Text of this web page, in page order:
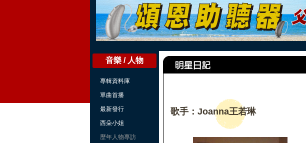
音樂 / 人物
專輯資料庫
單曲首播
最新發行
西朵小姐
歷年人物專訪
歌手：Joanna王若琳